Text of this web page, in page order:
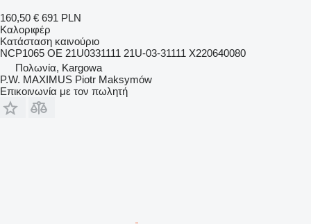
160,50 € 691 PLN
Καλοριφέρ
Κατάσταση καινούριο
NCP1065 OE 21U0331111 21U-03-31111 X220640080
Πολωνία, Kargowa
P.W. MAXIMUS Piotr Maksymów
Επικοινωνία με τον πωλητή